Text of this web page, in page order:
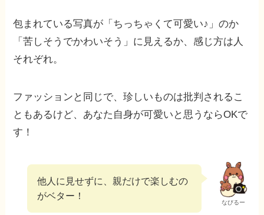
包まれている写真が「ちっちゃくて可愛い♪」のか
「苦しそうでかわいそう」に見えるか、感じ方は人
それぞれ。
ファッションと同じで、珍しいものは批判されるこ
ともあるけど、あなた自身が可愛いと思うならOKで
す！
なびるー
他人に見せずに、親だけで楽しむの
がベター！